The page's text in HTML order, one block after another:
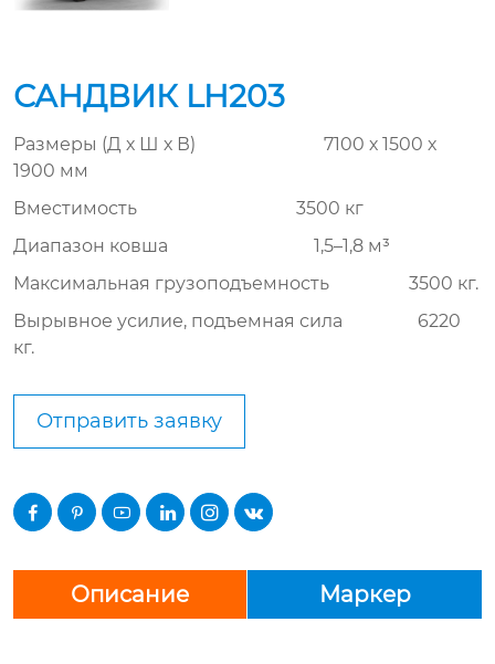
САНДВИК LH203
Размеры (Д х Ш х В) 7100 х 1500 х
1900 мм
Вместимость 3500 кг
Диапазон ковша 1,5–1,8 м³
Максимальная грузоподъемность 3500 кг.
Вырывное усилие, подъемная сила 6220
кг.
Отправить заявку
     
Описание Маркер